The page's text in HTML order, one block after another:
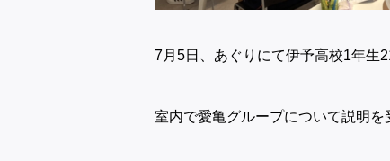
7月5日、あぐりにて伊予高校1年生
室内で愛亀グループについて説明